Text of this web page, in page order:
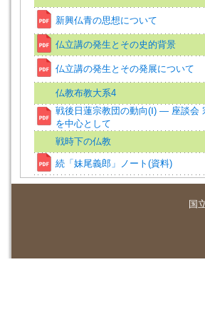
新興仏青の思想について
仏立講の発生とその史的背景
仏立講の発生とその発展について
仏教布教大系4
戦後日蓮宗教団の動向(Ⅰ) — 座談会
を中心として
戦時下の仏教
続「妹尾義郎」ノート(資料)
国